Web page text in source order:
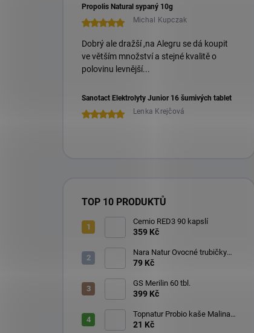
Propolis Natural sypaný 10g
Michal Kupczak
Dobrý ale dražší ,na Alegru se dá koupit
ve větším množství a stejné kvalitě o
polovinu levnější...
Sanotact Elektrolyty Junior 16 šumivých tablet
Lenka Krejčová
TOP 10 PRODUKTŮ
Cemio RED3 90 kapslí
359 Kč
Nara Natur Ovocné trubičky
Lavaš 140 g
79 Kč
GS Merilin 60 tbl.
399 Kč
Topnatur Probio kaše Malina
60 g
21 Kč